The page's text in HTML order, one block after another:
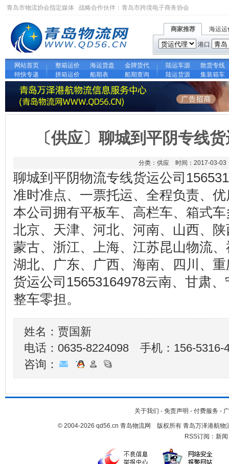
青岛市物流协会指定媒体 战略合作伙伴： 青岛市跨境电子商务协会
商家推荐 海运运
港口
网站首页 整箱运价 海运货盘 金牌货代 陆运车源
散货专线
特快专递
拼箱运价 船期表 船期查询 陆运货源 集装箱车
〔供应〕聊城到平阴专线
分类：供应 时间：2017-03-
聊城到平阴物流专线货运公司
准时准点、一票托运、全程负责、
本公司拥有平板车、高栏车、箱式
北京、天津、河北、河南、山西、
蒙古、浙江、上海、江苏昆山物流
湖北、广东、广西、海南、四川、
货运公司15653164978云南、甘肃
整车零担。
姓名：贾国新
电话：0635-8224098 手机： 156-5316-
咨询：
关于我们 - 免责声明 - 付费服务 -
© 2004-2026 qd56.cn 青岛物流网 版权所有 青岛万泽港航物
RSS订阅： 新闻